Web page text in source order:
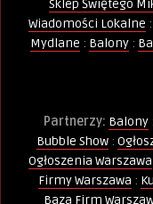
Sklep Świętego
Wiadomości Lokalne :
Mydlane : Balony:
Partnerzy: Balony:
Bubble Show:
Ogłoszenia Warszawa
Firmy Warszawa :
Baza Firm